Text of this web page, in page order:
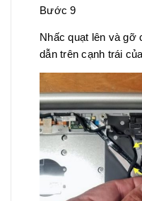
Bước 9
Nhấc quạt lên và gỡ
dẫn trên cạnh trái